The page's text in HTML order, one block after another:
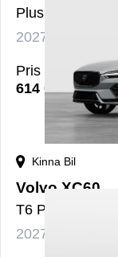
PlusBlackSE
2027
Pris
614 000 kr
Kinna Bil
Volvo XC60
T6 Plus Black
2027